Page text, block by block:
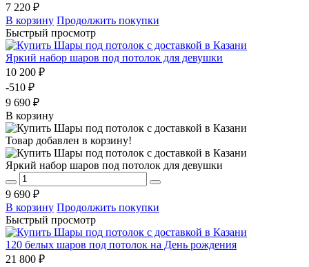
7 220 ₽
В корзину Продолжить покупки
Быстрый просмотр
Яркий набор шаров под потолок для девушки
10 200 ₽
-510 ₽
9 690 ₽
В корзину
Товар добавлен в корзину!
Яркий набор шаров под потолок для девушки
9 690 ₽
В корзину Продолжить покупки
Быстрый просмотр
120 белых шаров под потолок на День рождения
21 800 ₽